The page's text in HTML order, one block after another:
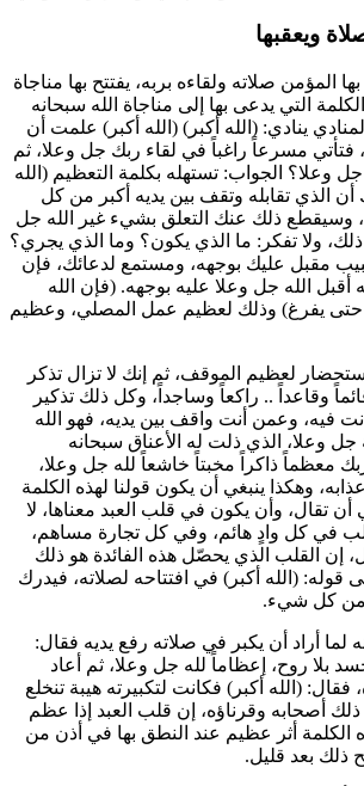
ويعقبها
المؤمن صلاته ولقاءه بربه، يفتتح بها مناجاة
التي يدعى بها إلى مناجاة الله سبحانه
ينادي: (الله أكبر) (الله أكبر) علمت أن
فتأتي مسرعاً راغباً في لقاء ربك جل وعلا، ثم
جل وعلا؟ الجواب: تستهله بكلمة التعظيم (الله
الذي تقابله وتقف بين يديه أكبر من كل
وسيقطع ذلك عنك التعلق بشيء غير الله جل
ذلك، ولا تفكر: ما الذي يكون؟ وما الذي يجري؟
مقبل عليك بوجهه، ومستمع لدعائك، فإن
أقبل الله جل وعلا عليه بوجهه. (فإن الله
يفرغ) وذلك لعظيم عمل المصلي، وعظيم
لعظيم الموقف، ثم إنك لا تزال تذكر
وقاعداً .. راكعاً وساجداً، وكل ذلك تذكير
فيه، وعمن أنت واقف بين يديه، فهو الله
جل وعلا، الذي ذلت له الأعناق سبحانه
معظماً ذاكراً مخبتاً خاشعاً لله جل وعلا،
وهكذا ينبغي أن يكون قولنا لهذه الكلمة
أن تقال، وأن يكون في قلب العبد معناها، لا
في كل وادٍ هائم، وفي كل تجارة مساهم،
القلب الذي يحصّل هذه الفائدة هو ذلك
قوله: (الله أكبر) في افتتاحه لصلاته، فيدرك
من كل شيء.
لما أراد أن يكبر في صلاته رفع يديه فقال:
بلا روح، إعظاماً لله جل وعلا، ثم أعاد
فقال: (الله أكبر) فكانت لتكبيرته هيبة تنخلع
ذلك أصحابه وقرناؤه، إن قلب العبد إذا عظم
الكلمة أثر عظيم عند النطق بها في أذن من
ذلك بعد قليل.